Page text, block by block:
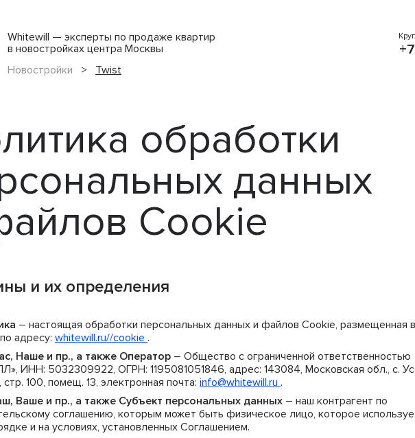
Whitewill — эксперты по продаже квартир
в новостройках центра Москвы
Новостройки
> Twist
обработки
данных
Cookie
и их определения
– настоящая обработки персональных данных и файлов Cookie, размещенная
адресу: whitewill.ru//cookie .
Наше и пр., а также Оператор – Общество с ограниченной ответственностью
ИНН: 5032309922, ОГРН: 1195081051846, адрес: 143084, Московская обл., с.
100, помещ. 13, электронная почта: info@whitewill.ru .
Ваше и пр., а также Субъект персональных данных – наш контрагент по
соглашению, которым может быть физическое лицо, которое
и на условиях, установленных Соглашением.